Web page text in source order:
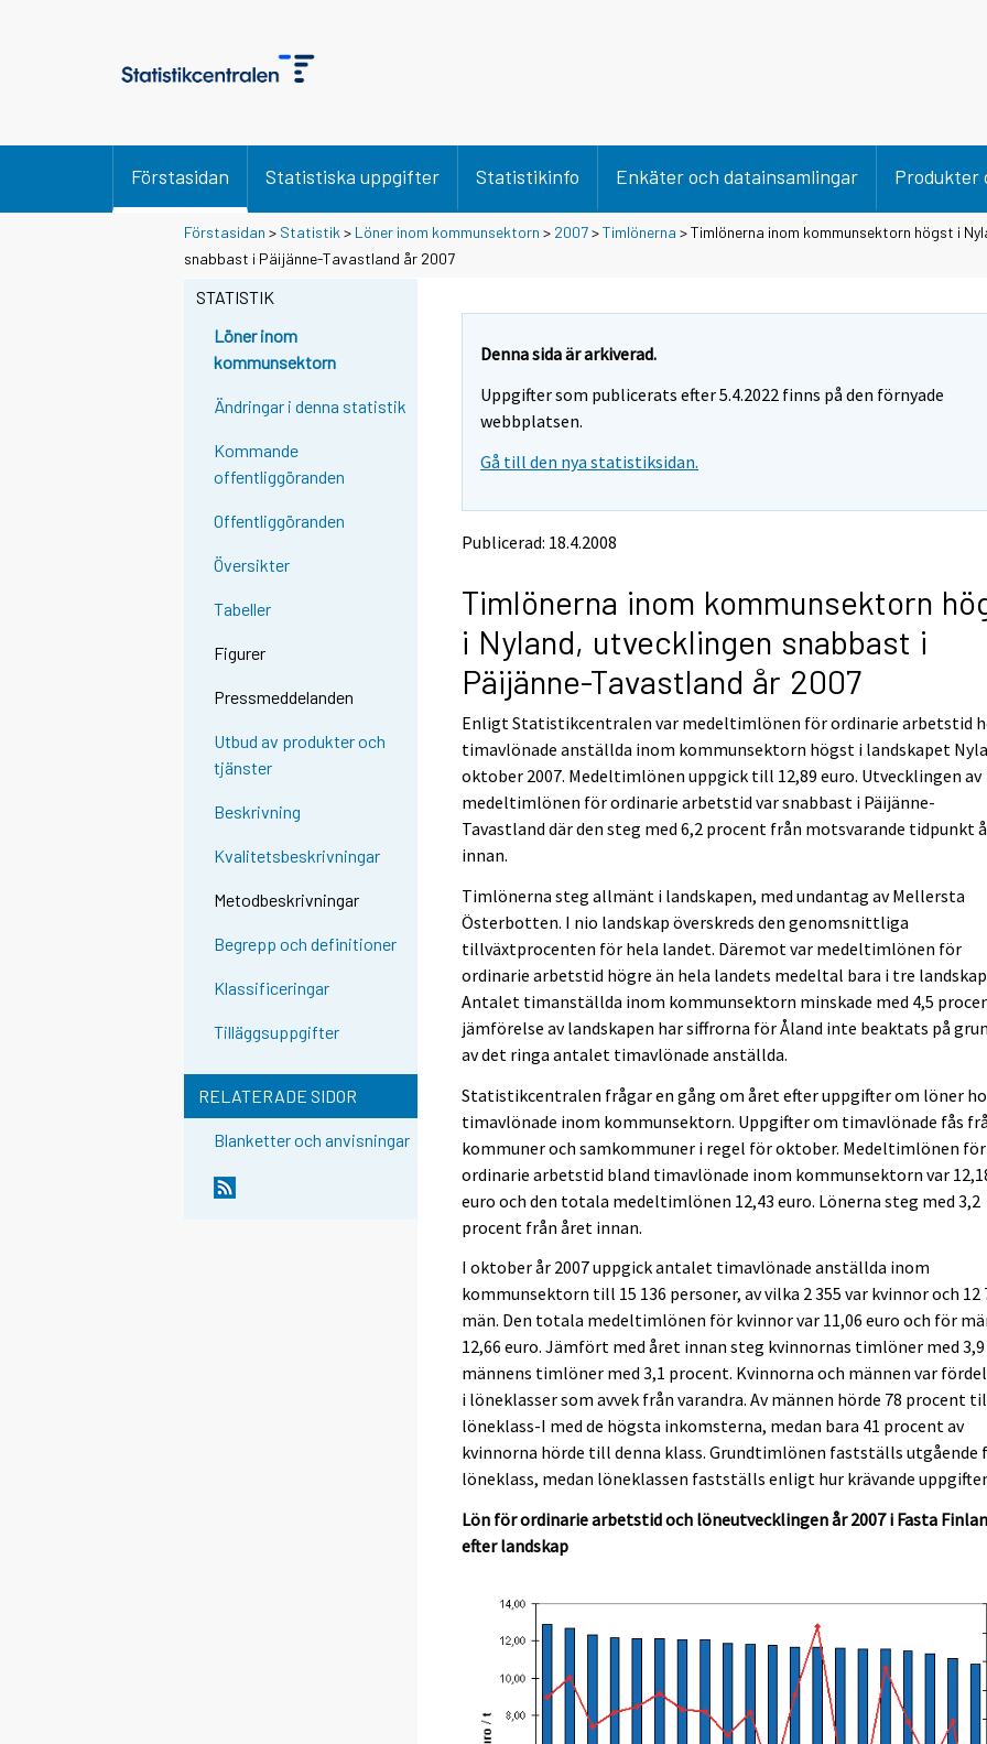
Förstasidan Statistiska uppgifter Statistikinfo Enkäter och datainsamlingar Produkter
Förstasidan > Statistik > Löner inom kommunsektorn > 2007>Timlönerna > Timlönerna inom kommunsektorn högst i
snabbast i Päijänne-Tavastland år 2007
STATISTIK
Löner inom
kommunsektorn
Ändringar i denna statistik
Kommande
offentliggöranden
Offentliggöranden
Översikter
Tabeller
Figurer
Pressmeddelanden
Utbud av produkter och
tjänster
Beskrivning
Kvalitetsbeskrivningar
Metodbeskrivningar
Begrepp och definitioner
Klassificeringar
Tilläggsuppgifter
RELATERADE SIDOR
Blanketter och anvisningar
Denna sida är arkiverad.
Uppgifter som publicerats efter 5.4.2022 finns på den förnyade
webbplatsen.
Gå till den nya statistiksidan.
Publicerad: 18.4.2008
Timlönerna inom kommunsektorn
i Nyland, utvecklingen snabbast i
Päijänne-Tavastland år 2007
Enligt Statistikcentralen var medeltimlönen för ordinarie arbetstid
timavlönade anställda inom kommunsektorn högst i landskapet
oktober 2007. Medeltimlönen uppgick till 12,89 euro. Utvecklingen av
medeltimlönen för ordinarie arbetstid var snabbast i Päijänne-
Tavastland där den steg med 6,2 procent från motsvarande tidpunkt
innan.
Timlönerna steg allmänt i landskapen, med undantag av Mellersta
Österbotten. I nio landskap överskreds den genomsnittliga
tillväxtprocenten för hela landet. Däremot var medeltimlönen för
ordinarie arbetstid högre än hela landets medeltal bara i tre
Antalet timanställda inom kommunsektorn minskade med 4,5
jämförelse av landskapen har siffrorna för Åland inte beaktats på
av det ringa antalet timavlönade anställda.
Statistikcentralen frågar en gång om året efter uppgifter om löner
timavlönade inom kommunsektorn. Uppgifter om timavlönade fås
kommuner och samkommuner i regel för oktober. Medeltimlönen för
ordinarie arbetstid bland timavlönade inom kommunsektorn var
euro och den totala medeltimlönen 12,43 euro. Lönerna steg med 3,2
procent från året innan.
I oktober år 2007 uppgick antalet timavlönade anställda inom
kommunsektorn till 15 136 personer, av vilka 2 355 var kvinnor och 12
män. Den totala medeltimlönen för kvinnor var 11,06 euro och för
12,66 euro. Jämfört med året innan steg kvinnornas timlöner med
männens timlöner med 3,1 procent. Kvinnorna och männen var
i löneklasser som avvek från varandra. Av männen hörde 78 procent
löneklass-I med de högsta inkomsterna, medan bara 41 procent av
kvinnorna hörde till denna klass. Grundtimlönen fastställs utgående
löneklass, medan löneklassen fastställs enligt hur krävande
Lön för ordinarie arbetstid och löneutvecklingen år 2007 i Fasta
efter landskap
Y
o
Y
o